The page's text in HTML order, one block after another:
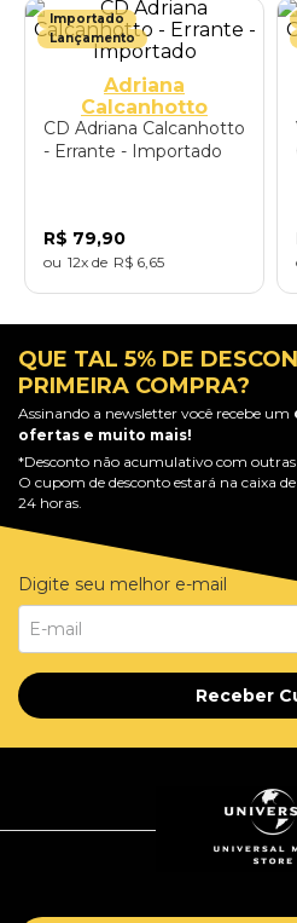
Importado
Lançamento
Adriana
Calcanhotto
CD Adriana Calcanhotto
- Errante - Importado
R$ 79,90
12 R$ 6 65
QUE TAL 5% DE
PRIMEIRA COMPRA?
Assinando a newsletter você recebe um
ofertas e muito mais!
*Desconto não acumulativo com outras
O cupom de desconto estará na caixa
24 horas.
Digite seu melhor e-mail
Receber